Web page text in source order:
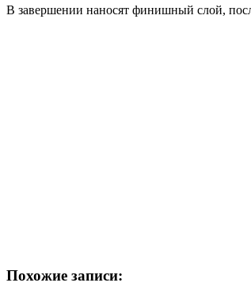
В завершении наносят финишный слой,
Похожие записи: